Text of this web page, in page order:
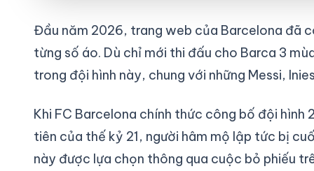
Đầu năm 2026, trang web của Barcelona đã
từng số áo. Dù chỉ mới thi đấu cho Barca 3
trong đội hình này, chung với những Messi,
Khi FC Barcelona chính thức công bố đội
tiên của thế kỷ 21, người hâm mộ lập tức bị
này được lựa chọn thông qua cuộc bỏ phiếu